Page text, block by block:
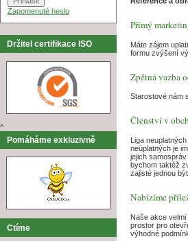
Zapomenuté heslo
Držitel certifikace ISO
^
Pomáháme exkluzivně
Ctíme
Přímý
Máte zájem
formu zvýšení
Zpětná vazba
Starostové nám
Členství v
Liga
neúplatných je
jejich
bychom taktéž
zajisté jednou
Nabízíme
Naše akce
prostor pro
výhodné